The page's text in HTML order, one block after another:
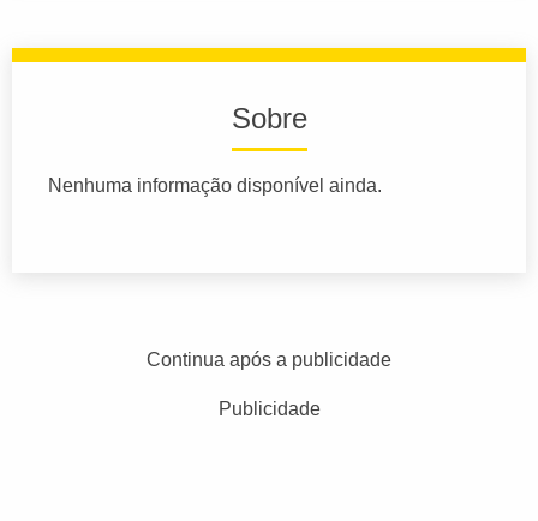
Sobre
Nenhuma informação disponível ainda.
Continua após a publicidade
Publicidade